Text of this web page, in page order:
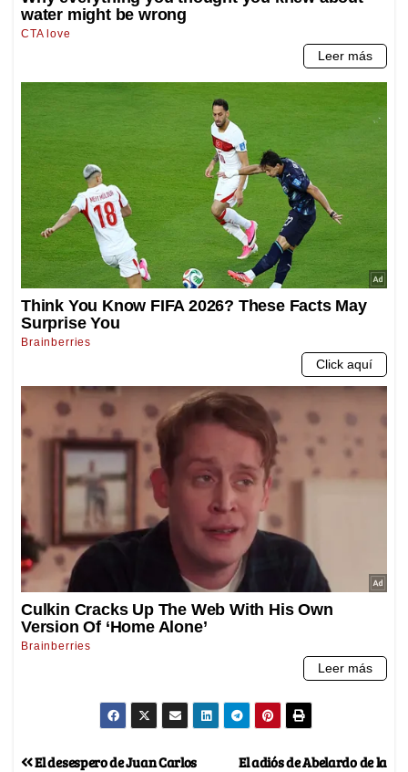
El adiós de Abelardo de la
El desespero de Juan Carlos